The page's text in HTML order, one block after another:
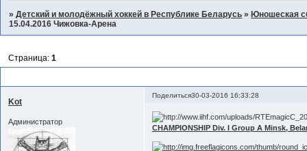
»Детский и молодёжный хоккей в Республике Беларусь »Юношеская
15.04.2016 Чижовка-Арена
Страница:1
Поделиться30-03-2016 16:33:28
Kot
Администратор
CHAMPIONSHIP Div. I Group A Minsk,